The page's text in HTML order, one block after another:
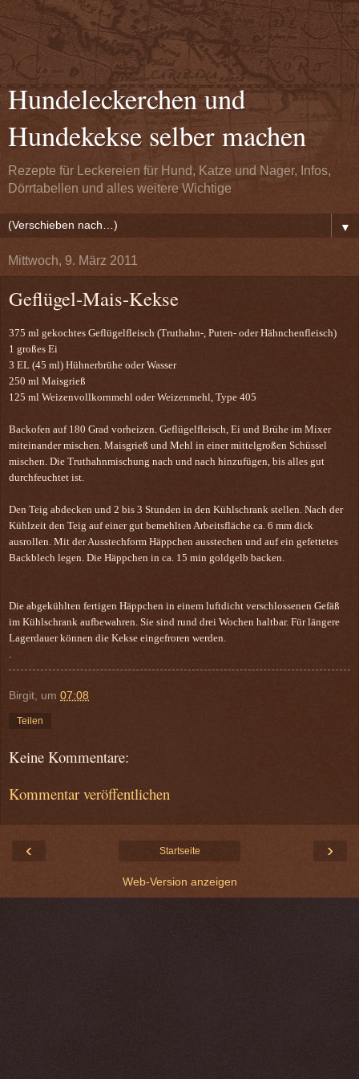
Hundeleckerchen und
Hundekekse selber machen
Rezepte für Leckereien für Hund, Katze und Nager, Infos,
Dörrtabellen und alles weitere Wichtige
▼
Mittwoch, 9. März 2011
Geflügel-Mais-Kekse
375 ml gekochtes Geflügelfleisch (Truthahn-, Puten- oder Hähnchenfleisch)
1 großes Ei
3 EL (45 ml) Hühnerbrühe oder Wasser
250 ml Maisgrieß
125 ml Weizenvollkornmehl oder Weizenmehl, Type 405
Backofen auf 180 Grad vorheizen. Geflügelfleisch, Ei und Brühe im Mixer
miteinander mischen. Maisgrieß und Mehl in einer mittelgroßen Schüssel
mischen. Die Truthahnmischung nach und nach hinzufügen, bis alles gut
durchfeuchtet ist.
Den Teig abdecken und 2 bis 3 Stunden in den Kühlschrank stellen. Nach der
Kühlzeit den Teig auf einer gut bemehlten Arbeitsfläche ca. 6 mm dick
ausrollen. Mit der Ausstechform Häppchen ausstechen und auf ein gefettetes
Backblech legen. Die Häppchen in ca. 15 min goldgelb backen.
Die abgekühlten fertigen Häppchen in einem luftdicht verschlossenen Gefäß
im Kühlschrank aufbewahren. Sie sind rund drei Wochen haltbar. Für längere
Lagerdauer können die Kekse eingefroren werden.
Birgit, um 07:08
Teilen
Keine Kommentare:
Kommentar veröffentlichen
‹ ›
Startseite
Web-Version anzeigen